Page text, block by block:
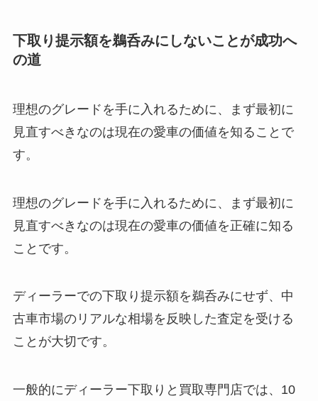
下取り提示額を鵜呑みにしないことが成功へ
の道
理想のグレードを手に入れるために、まず最初に
見直すべきなのは現在の愛車の価値を知ることで
す。
理想のグレードを手に入れるために、まず最初に
見直すべきなのは現在の愛車の価値を正確に知る
ことです。
ディーラーでの下取り提示額を鵜呑みにせず、中
古車市場のリアルな相場を反映した査定を受ける
ことが大切です。
一般的にディーラー下取りと買取専門店では、10